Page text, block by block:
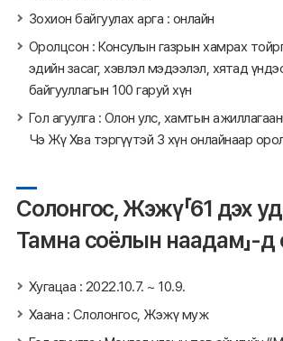
Зохион байгуулах арга : онлайн
Оролцсон : Консулын газрын хамрах
эдийн засаг, хэвлэл мэдээлэл, хятад
байгууллагын 100 гаруй хүн
Гол агуулга : Олон улс, хамтын
Чэ Жү Хва тэргүүтэй 3 хүн онлайнаар
Солонгос, Жэжү「61 дэх
Тамна соёлын наадам」-д
Хугацаа : 2022.10.7. ~ 10.9.
Хаана : Слолонгос, Жэжү муж